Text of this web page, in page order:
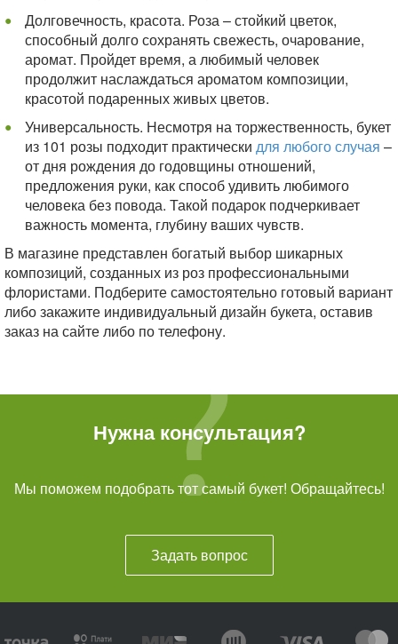
Долговечность, красота. Роза – стойкий цветок,
способный долго сохранять свежесть, очарование,
аромат. Пройдет время, а любимый человек
продолжит наслаждаться ароматом композиции,
красотой подаренных живых цветов.
Универсальность. Несмотря на торжественность, букет
из 101 розы подходит практически для любого случая –
от дня рождения до годовщины отношений,
предложения руки, как способ удивить любимого
человека без повода. Такой подарок подчеркивает
важность момента, глубину ваших чувств.
В магазине представлен богатый выбор шикарных
композиций, созданных из роз профессиональными
флористами. Подберите самостоятельно готовый вариант
либо закажите индивидуальный дизайн букета, оставив
заказ на сайте либо по телефону.
Нужна консультация?
Мы поможем подобрать тот самый букет! Обращайтесь!
Задать вопрос